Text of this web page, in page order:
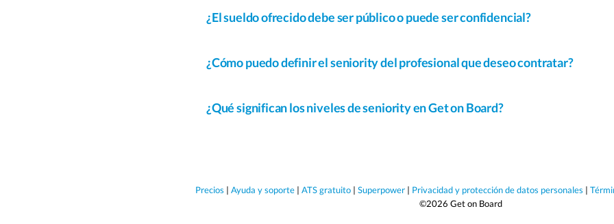
¿El sueldo ofrecido debe ser público o puede ser confidencial?
¿Cómo puedo definir el seniority del profesional que deseo contratar?
¿Qué significan los niveles de seniority en Get on Board?
Precios | Ayuda y soporte | ATS gratuito | Superpower | Privacidad y protección de datos personales |
©2026 Get on Board